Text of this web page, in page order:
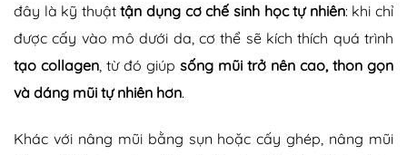
đây là kỹ thuậttận dụng cơ chế sinh học tự nhiên: khi chỉ
được cấy vào mô dưới da, cơ thể sẽ kích thích quá trình
tạo collagen , từ đó giúp sống mũi trở nên cao, thon gọn
và dáng mũi tự nhiên hơn.
Khác với nâng mũi bằng sụn hoặc cấy ghép, nâng mũi